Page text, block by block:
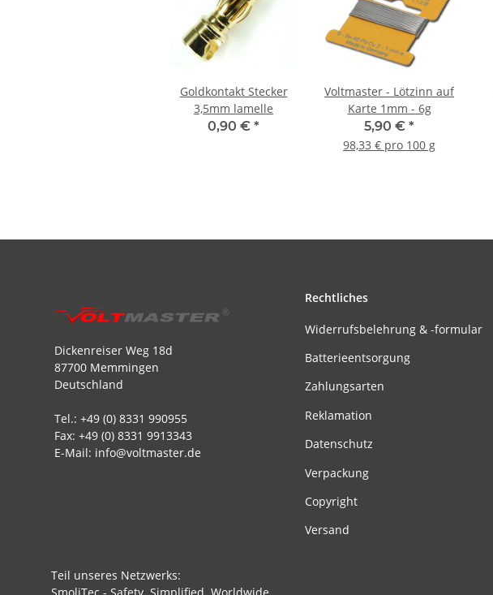
Goldkontakt Stecker
3,5mm lamelle
0,90 € *
Voltmaster - Lötzinn auf
Karte 1mm - 6g
5,90 € *
98,33 € pro 100 g
Dickenreiser Weg 18d
87700 Memmingen
Deutschland
Tel.: +49 (0) 8331 990955
Fax: +49 (0) 8331 9913343
E-Mail: info@voltmaster.de
Rechtliches
Widerrufsbelehrung & -formular
Batterieentsorgung
Zahlungsarten
Reklamation
Datenschutz
Verpackung
Copyright
Versand
Teil unseres Netzwerks: